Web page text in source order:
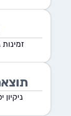
זמינות גבוהה
תוצאה
ניקיון יסודי